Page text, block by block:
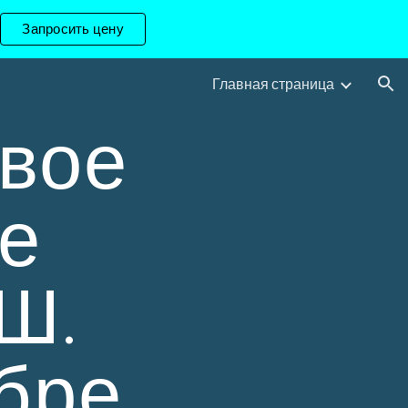
Запросить цену
Главная страница